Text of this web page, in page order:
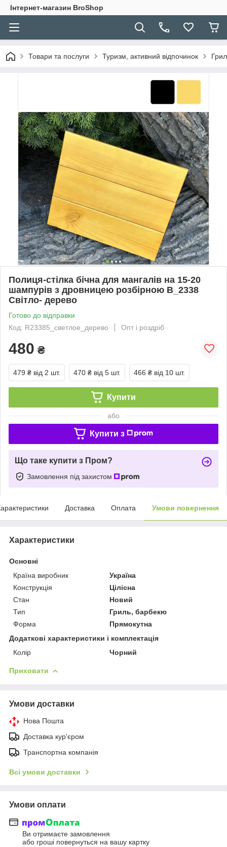
Інтернет-магазин BroShop
Товари та послуги Туризм, активний відпочинок
Полиця-стілка бічна для мангалів на 15-20
шампурів з дровницею розбірною B_2338
Світло- дерево
Готово до відправки
Код: R23385_светлое_дерево
Опт і роздріб
480 ₴
479 ₴ від 2 шт. 470 ₴ від 5 шт. 466 ₴ від 10 шт.
Купити
або
Купити з
Що таке купити з Пром?
Замовлення під захистом
Доставка Оплата Умови повернення
Характеристики
Основні
Країна виробник
Україна
Конструкція
Цілісна
Стан
Новий
Тип
Гриль, барбекю
Форма
Прямокутна
Додаткові характеристики і комплектація
Колір
Чорний
Приховати
Умови доставки
Нова Пошта
Доставка кур'єром
Транспортна компанія
Всі умови доставки
Умови оплати
Ви отримаєте замовлення
або гроші повернуться на вашу картку